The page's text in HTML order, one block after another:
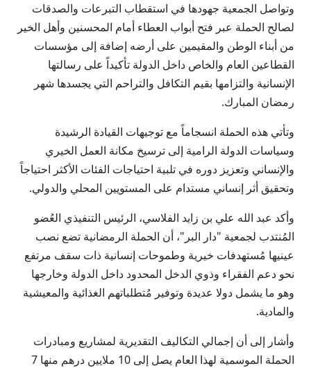
وتواصل الجمعية جهودها في استقطاب التبرعات والصدقات
لصالح الحملة عبر فتح أبواب العطاء أمام المحسنين وأهل الخير
من أبناء الوطن والمقيمين على أرضه إضافة إلى مؤسسات
القطاعين العام والخاص داخل الدولة تأكيداً على رسالتها
الإنسانية والتزامها بقيم التكافل والتراحم التي يجسدها شهر
رمضان المبارك.
وتأتي هذه الحملة انسجاماً مع توجيهات القيادة الرشيدة
وسياسات الدولة الرامية إلى ترسيخ مكانة العمل الخيري
والإنساني وتعزيز دوره في تلبية احتياجات الفئات الأكثر احتياجاً
وتحقيق أثر إنساني مستدام على المستويين المحلي والدولي.
وأكد عبد الله علي بن زايد الفلاسي، الرئيس التنفيذي العُضو
المُنتدب لجمعية "دار البر"، أن الحملة الرمضانية تضع نصب
عينيها مُستهدفات خيرية وطموحات إنسانية ذات سقف مرتفع
نحو دعم الفقراء وذوي الدخل المحدود داخل الدولة وخارجها
وهو ما يشمل دولا عديدة وتوفير مُتطلباتهم الغذائية والمعيشية
والمادية.
وأشار إلى أن إجمالي التكاليف التقديرية لمشاريع ومبادرات
الحملة الموسمية لهذا العام يصل إلى 10 ملايين درهم منها 7